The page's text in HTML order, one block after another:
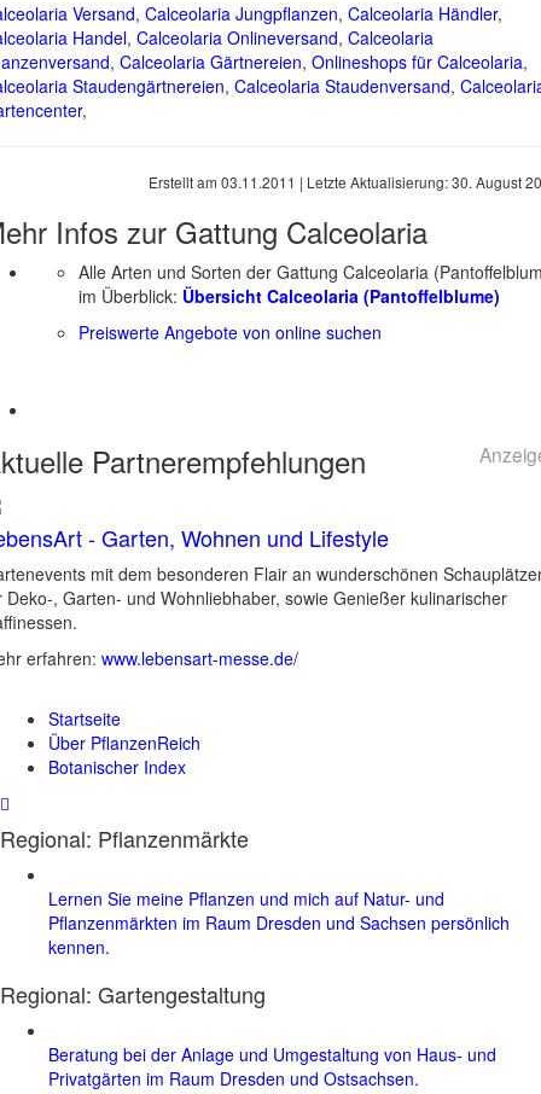
Versand, Calceolaria Jungpflanzen, Calceolaria Händler,
Handel, Calceolaria Onlineversand, Calceolaria
, Calceolaria Gärtnereien, Onlineshops für Calceolaria,
Staudengärtnereien, Calceolaria Staudenversand,
,
Erstellt am 03.11.2011 | Letzte Aktualisierung:30. August
Infos zur Gattung Calceolaria
Alle Arten und Sorten der Gattung Calceolaria
im Überblick: Übersicht Calceolaria (Pantoffelblume)
Preiswerte Angebote von online suchen
Partnerempfehlungen
- Garten, Wohnen und Lifestyle
mit dem besonderen Flair an wunderschönen
Deko-, Garten- und Wohnliebhaber, sowie Genießer kulinarischer
erfahren: www.lebensart-messe.de/
Startseite
Über PflanzenReich
Botanischer Index
Regional: Pflanzenmärkte
Lernen Sie meine Pflanzen und mich auf Natur- und
Pflanzenmärkten im Raum Dresden und Sachsen persönlich
kennen.
Regional: Gartengestaltung
Beratung bei der Anlage und Umgestaltung von Haus- und
Privatgärten im Raum Dresden und Ostsachsen.